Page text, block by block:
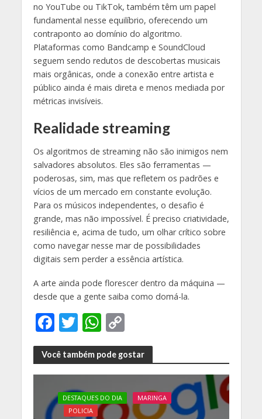
no YouTube ou TikTok, também têm um papel
fundamental nesse equilíbrio, oferecendo um
contraponto ao domínio do algoritmo.
Plataformas como Bandcamp e SoundCloud
seguem sendo redutos de descobertas musicais
mais orgânicas, onde a conexão entre artista e
público ainda é mais direta e menos mediada por
métricas invisíveis.
Realidade streaming
Os algoritmos de streaming não são inimigos nem
salvadores absolutos. Eles são ferramentas —
poderosas, sim, mas que refletem os padrões e
vícios de um mercado em constante evolução.
Para os músicos independentes, o desafio é
grande, mas não impossível. É preciso criatividade,
resiliência e, acima de tudo, um olhar crítico sobre
como navegar nesse mar de possibilidades
digitais sem perder a essência artística.
A arte ainda pode florescer dentro da máquina —
desde que a gente saiba como domá-la.
F
ac
e
b
o
T
w
itt
er
W
h
at
s
A
C
o
p
y
Li
Você também pode gostar
DESTAQUES DO DIA
MARINGA
POLICIA